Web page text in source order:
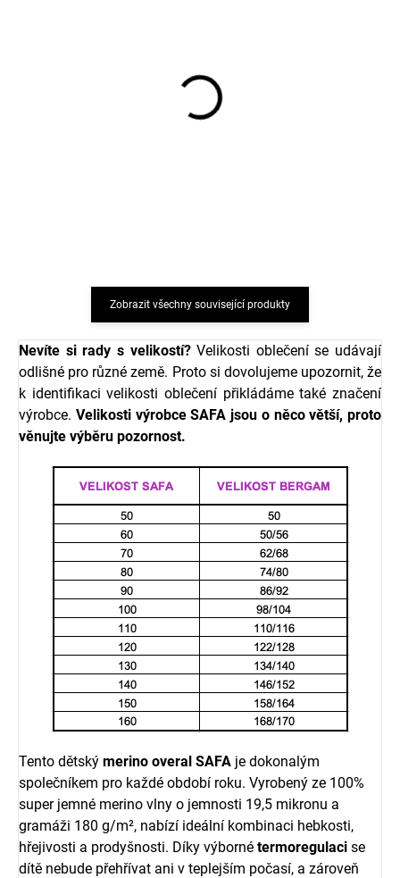
Zobrazit všechny související produkty
Nevíte si rady s velikostí?Velikosti oblečení se udávají
odlišné pro různé země. Proto si dovolujeme upozornit, že
k identifikaci velikosti oblečení přikládáme také značení
výrobce. Velikosti výrobceSAFA jsou o něco větší, proto
věnujte výběru pozornost.
Tento dětský merino overal SAFA je dokonalým
společníkem pro každé období roku. Vyrobený ze 100%
super jemné merino vlny o jemnosti 19,5 mikronu a
gramáži 180 g/m², nabízí ideální kombinaci hebkosti,
hřejivosti a prodyšnosti. Díky výborné termoregulaci se
dítě nebude přehřívat ani v teplejším počasí, a zároveň